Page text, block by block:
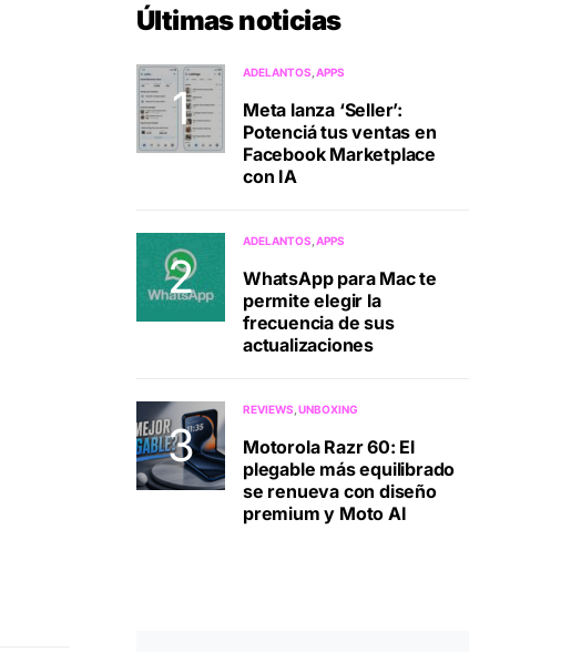
Últimas noticias
ADELANTOS APPS
Meta lanza ‘Seller’:
Potenciá tus ventas en
Facebook Marketplace
con IA
ADELANTOS APPS
WhatsApp para Mac te
permite elegir la
frecuencia de sus
actualizaciones
REVIEWS UNBOXING
Motorola Razr 60: El
plegable más equilibrado
se renueva con diseño
premium y Moto AI